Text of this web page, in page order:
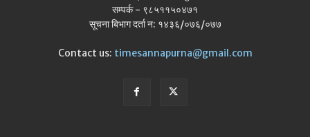
सम्पर्क - ९८५११५०४७१
सूचना बिभाग दर्ता न: १४३६/०७६/०७७
Contact us: timesannapurna@gmail.com